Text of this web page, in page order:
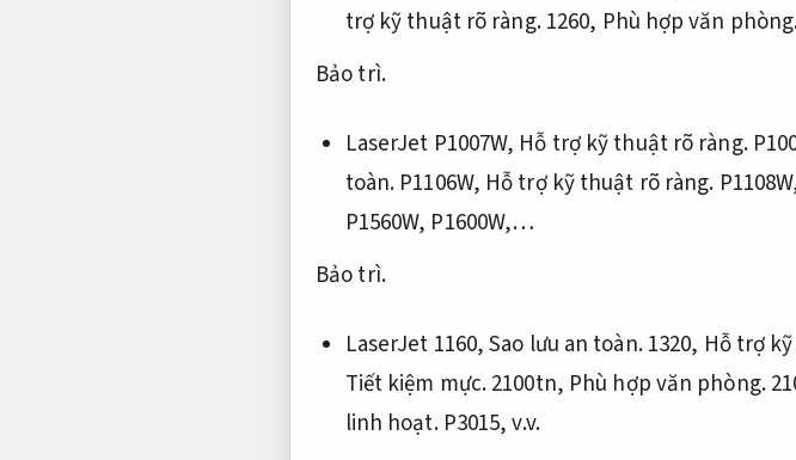
trợ kỹ thuật rõ ràng.1260, Phù hợp văn
Bảo trì.
LaserJet P1007W, Hỗ trợ kỹ thuật rõ ràng.
toàn. P1106W, Hỗ trợ kỹ thuật rõ ràng.
P1560W, P1600W,…
Bảo trì.
LaserJet 1160,Sao lưu an toàn.1320, Hỗ trợ
Tiết kiệm mực.2100tn, Phù hợp văn phòng.
linh hoạt.P3015, v.v.